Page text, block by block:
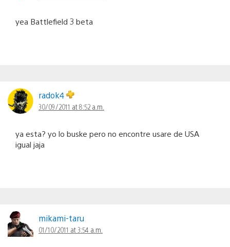
yea Battlefield 3 beta
radok4
30/09/2011 at 8:52 a.m.
ya esta? yo lo buske pero no encontre usare de USA
igual jaja
mikami-taru
01/10/2011 at 3:54 a.m.